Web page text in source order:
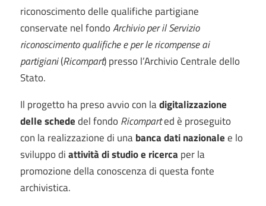
riconoscimento delle qualifiche partigiane
conservate nel fondoArchivio per il Servizio
riconoscimento qualifiche e per le ricompense ai
partigiani(Ricompart) presso l’Archivio Centrale dello
Stato.
Il progetto ha preso avvio con ladigitalizzazione
delleschededel fondo Ricomparted è proseguito
con la realizzazione di unabanca dati nazionalee lo
sviluppo diattività di studio e ricerca per la
promozione della conoscenza di questa fonte
archivistica.